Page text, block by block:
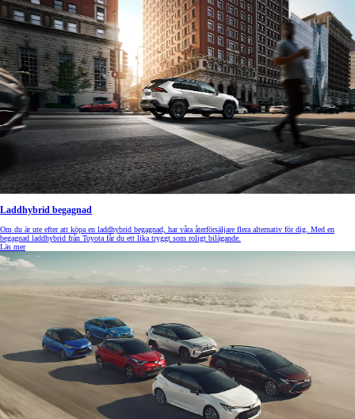
Laddhybrid begagnad
Om du är ute efter att köpa en laddhybrid begagnad, har våra återförsäljare flera alternativ för dig. Med en
begagnad laddhybrid från Toyota får du ett lika tryggt som roligt bilägande.
Läs mer